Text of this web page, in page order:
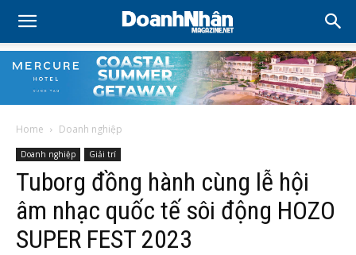
Home Doanh nghiệp
Doanh nghiệp Giải trí
Tuborg đồng hành cùng lễ hội
âm nhạc quốc tế sôi động HOZO
SUPER FEST 2023